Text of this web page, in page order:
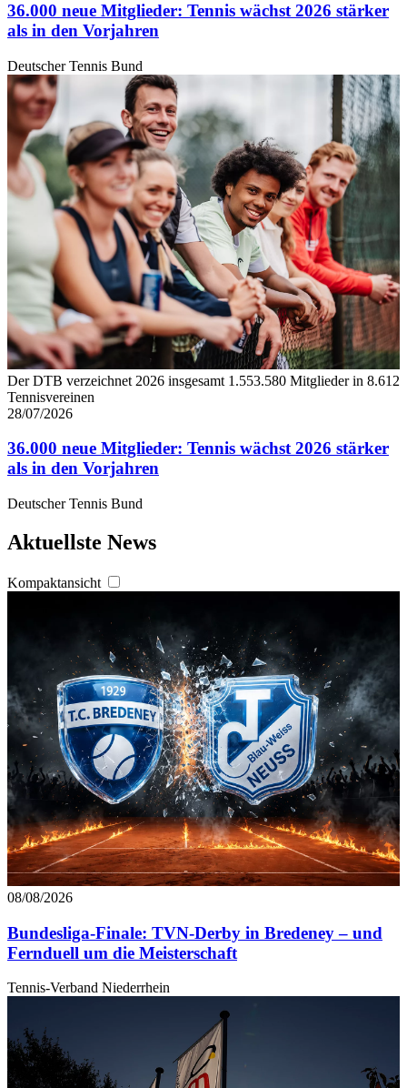
36.000 neue Mitglieder: Tennis wächst 2026 stärker
als in den Vorjahren
Deutscher Tennis Bund
Der DTB verzeichnet 2026 insgesamt 1.553.580 Mitglieder in 8.612
Tennisvereinen
28/07/2026
36.000 neue Mitglieder: Tennis wächst 2026 stärker
als in den Vorjahren
Deutscher Tennis Bund
Aktuellste News
Kompaktansicht
08/08/2026
Bundesliga-Finale: TVN-Derby in Bredeney – und
Fernduell um die Meisterschaft
Tennis-Verband Niederrhein